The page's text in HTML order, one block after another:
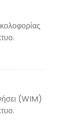
(WIM)